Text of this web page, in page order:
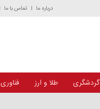
درباره ما تماس با ما
گردشگری طلا و ارز فناوری